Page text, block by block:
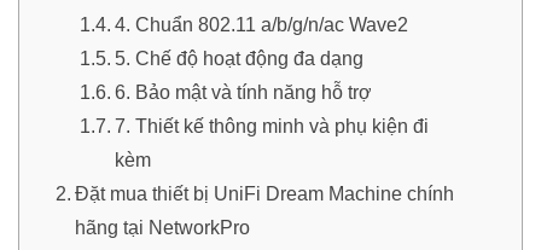
4. Chuẩn 802.11 a/b/g/n/ac Wave2
5. Chế độ hoạt động đa dạng
6. Bảo mật và tính năng hỗ trợ
7. Thiết kế thông minh và phụ kiện đi
kèm
Đặt mua thiết bị UniFi Dream Machine chính
hãng tại NetworkPro